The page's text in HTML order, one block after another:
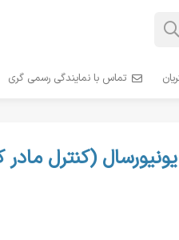
تماس با نمایندگی رسمی گری
(کنترل مادر